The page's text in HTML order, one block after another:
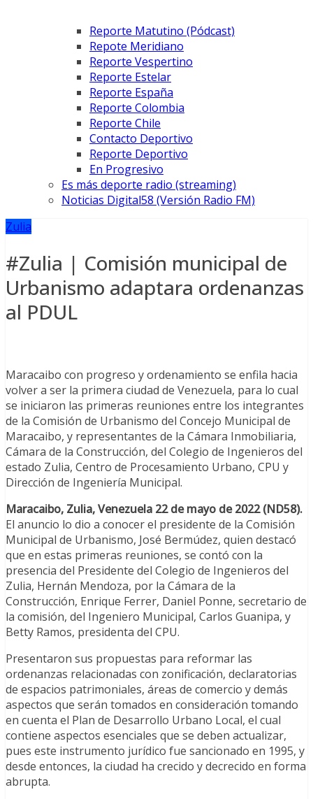
Reporte Matutino (Pódcast)
Repote Meridiano
Reporte Vespertino
Reporte Estelar
Reporte España
Reporte Colombia
Reporte Chile
Contacto Deportivo
Reporte Deportivo
En Progresivo
Es más deporte radio (streaming)
Noticias Digital58 (Versión Radio FM)
Zulia
#Zulia | Comisión municipal de
Urbanismo adaptara ordenanzas
al PDUL
Maracaibo con progreso y ordenamiento se enfila hacia
volver a ser la primera ciudad de Venezuela, para lo cual
se iniciaron las primeras reuniones entre los integrantes
de la Comisión de Urbanismo del Concejo Municipal de
Maracaibo, y representantes de la Cámara Inmobiliaria,
Cámara de la Construcción, del Colegio de Ingenieros del
estado Zulia, Centro de Procesamiento Urbano, CPU y
Dirección de Ingeniería Municipal.
Maracaibo, Zulia, Venezuela 22 de mayo de 2022 (ND58).
El anuncio lo dio a conocer el presidente de la Comisión
Municipal de Urbanismo, José Bermúdez, quien destacó
que en estas primeras reuniones, se contó con la
presencia del Presidente del Colegio de Ingenieros del
Zulia, Hernán Mendoza, por la Cámara de la
Construcción, Enrique Ferrer, Daniel Ponne, secretario de
la comisión, del Ingeniero Municipal, Carlos Guanipa, y
Betty Ramos, presidenta del CPU.
Presentaron sus propuestas para reformar las
ordenanzas relacionadas con zonificación, declaratorias
de espacios patrimoniales, áreas de comercio y demás
aspectos que serán tomados en consideración tomando
en cuenta el Plan de Desarrollo Urbano Local, el cual
contiene aspectos esenciales que se deben actualizar,
pues este instrumento jurídico fue sancionado en 1995, y
desde entonces, la ciudad ha crecido y decrecido en forma
abrupta.